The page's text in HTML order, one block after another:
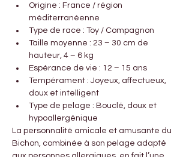
Origine : France / région
méditerranéenne
Type de race : Toy / Compagnon
Taille moyenne : 23 – 30 cm de
hauteur, 4 – 6 kg
Espérance de vie : 12 – 15 ans
Tempérament : Joyeux, affectueux,
doux et intelligent
Type de pelage : Bouclé, doux et
hypoallergénique
La personnalité amicale et amusante du
Bichon, combinée à son pelage adapté